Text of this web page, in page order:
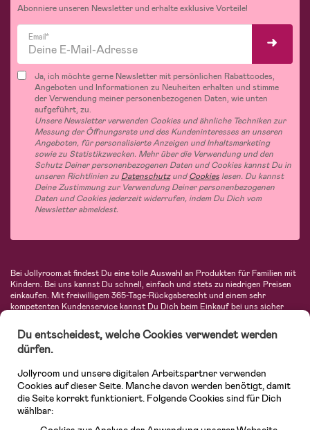
Abonniere unseren Newsletter und erhalte exklusive Vorteile!
Email*
Ja, ich möchte gerne Newsletter mit persönlichen Rabattcodes,
Angeboten und Informationen zu Neuheiten erhalten und stimme
der Verwendung meiner personenbezogenen Daten, wie unten
aufgeführt, zu.
Unsere Newsletter verwenden Cookies und ähnliche Techniken zur
Messung der Öffnungsrate und des Kundeninteresses an unseren
Angeboten, für personalisierte Anzeigen und Inhaltsmarketing
sowie zu Statistikzwecken. Mehr über die Verwendung und den
Schutz Deiner personenbezogenen Daten und Cookies kannst Du in
unseren Richtlinien zu DatenschutzundCookies lesen. Du kannst
Deine Zustimmung zur Verwendung Deiner personenbezogenen
Daten und Cookies jederzeit widerrufen, indem Du Dich vom
Newsletter abmeldest.
Bei Jollyroom.at findest Du eine tolle Auswahl an Produkten für Familien mit
Kindern. Bei uns kannst Du schnell, einfach und stets zu niedrigen Preisen
einkaufen. Mit freiwilligem 365-Tage-Rückgaberecht und einem sehr
kompetenten Kundenservice kannst Du Dich beim Einkauf bei uns sicher
Autositze, Kinder- und Babymode, Produkte für Mütter und eine Menge
fantastischer Einrichtungsgegenstände, Spielsachen, Babyprodukte und
vieles mehr. Wir haben Produkte von bekannten Herstellern wie Britax, Maxi-
Avent, Jack Wolfskin, Cybex, LEGO und vielen mehr. Schau Dich um in
unserem vielfältigen Onlineshop für Kinder & Babys. Willkommen!
Du entscheidest, welche Cookies verwendet werden
dürfen.
Jollyroom und unsere digitalen Arbeitspartner verwenden
Cookies auf dieser Seite. Manche davon werden benötigt, damit
die Seite korrekt funktioniert. Folgende Cookies sind für Dich
wählbar: